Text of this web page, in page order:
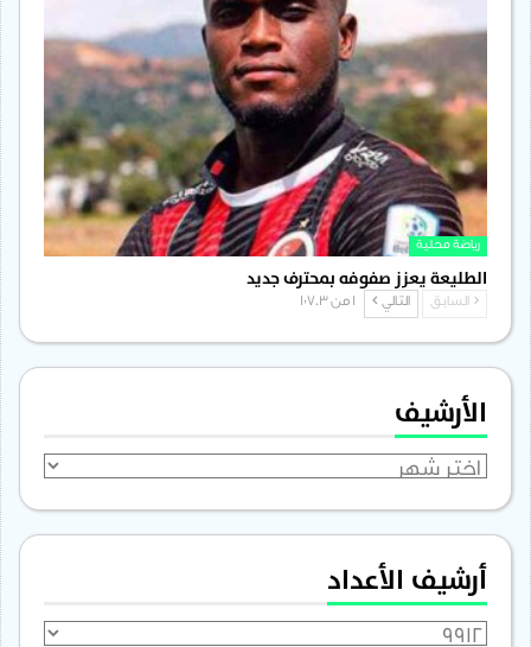
رياضة محلية
الطليعة يعزز صفوفه بمحترف جديد
السابق التالي
الأرشيف
الأرشيف
أرشيف الأعداد